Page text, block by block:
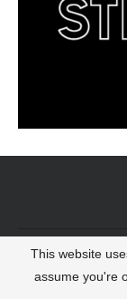
©
This website
assume you're